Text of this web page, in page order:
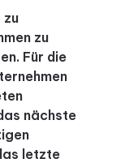
zu
zu
Für die
nächste
letzte